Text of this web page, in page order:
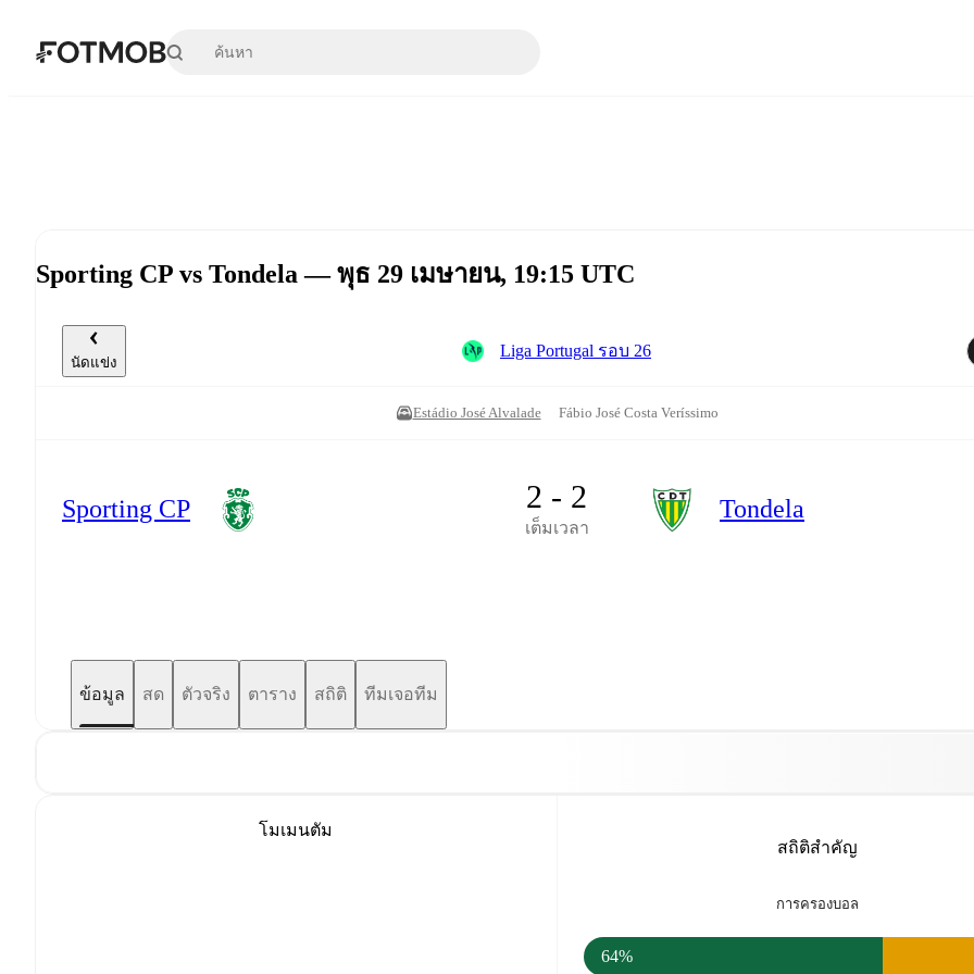
ข้ามไปยังเนื้อหาหลัก
Sporting CP vs Tondela — พุธ 29 เมษายน, 19:15 UTC
นัดแข่ง
Liga Portugal รอบ 26
Estádio José Alvalade Fábio José Costa Veríssimo
Sporting CP 2 - 2
เต็มเวลา
Tondela
ข้อมูล สด ตัวจริง ตาราง สถิติ ทีมเจอทีม
โมเมนตัม
สถิติสำคัญ
การครองบอล
64%